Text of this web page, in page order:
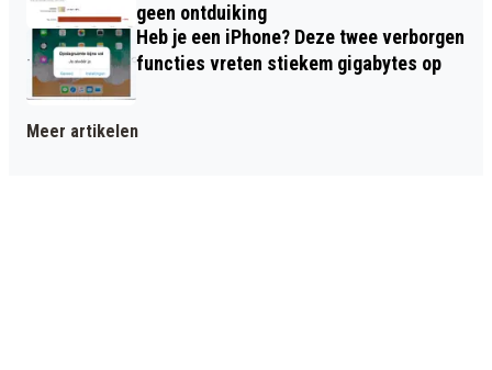
geen ontduiking
Heb je een iPhone? Deze twee verborgen
functies vreten stiekem gigabytes op
Meer artikelen